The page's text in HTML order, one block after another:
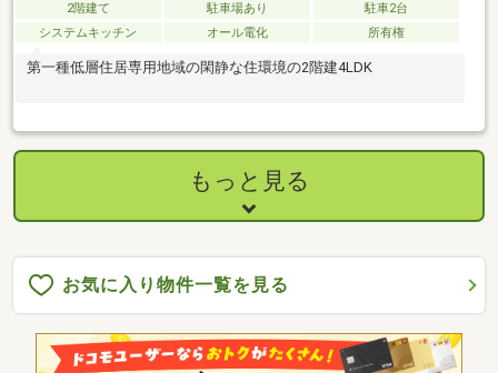
2階建て 駐車場あり
駐車2台
システムキッチン
オール電化 所有権
第一種低層住居専用地域の閑静な住環境の2階建4LDK
もっと見る
お気に入り物件一覧を見る